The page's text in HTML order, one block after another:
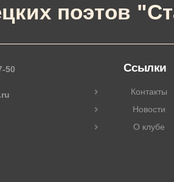
поэтов
50 Ссылки
Контакты
Новости
О клубе